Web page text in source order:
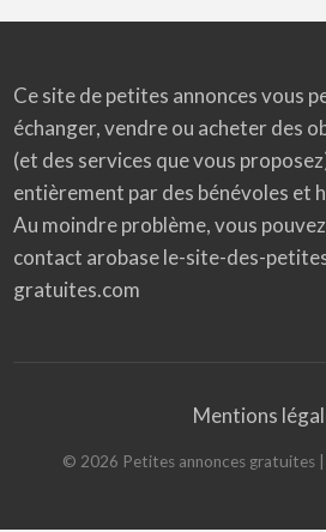
Ce site de petites annonces vous
échanger, vendre ou acheter des
(et des services que vous
entièrement par des bénévoles et
Au moindre problème, vous
contact arobase le-site-des-
gratuites.com
Mentions
© 2026 Petites annonces gratuites|